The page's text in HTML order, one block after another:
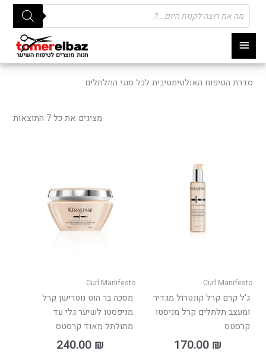
תפריט
ראשי
Products
search
סדרת הטיפוח האולטימטיבית לכל סוגי התלתלים
מציגים את כל ⁦7⁩ התוצאות לפי
Curl Manifesto
ג'ל קרם קרל קונטרול מגדיר
ומעצב תלתלים קרל מניסטו
קרסטס
170.00 ₪
Curl Manifesto
מסכה בר הוט נוטרישן קרל
מניפסטו לשיער גלי עד
מתולתל מאוד קרסטס
240.00 ₪